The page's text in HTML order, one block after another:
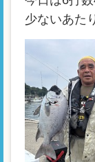
少ないあた